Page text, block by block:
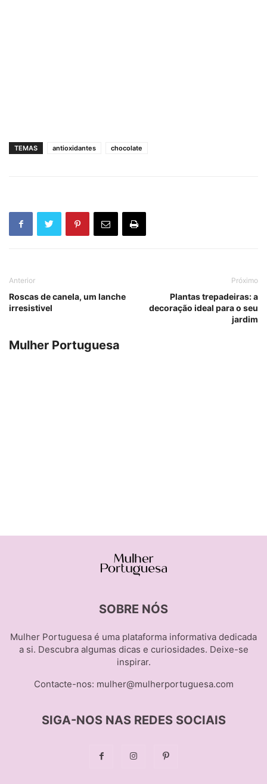
TEMAS antioxidantes chocolate
Anterior
Roscas de canela, um lanche
irresistivel
Próximo
Plantas trepadeiras: a
decoração ideal para o seu
jardim
Mulher Portuguesa
SOBRE NÓS
Mulher Portuguesa é uma plataforma informativa dedicada
a si. Descubra algumas dicas e curiosidades. Deixe-se
inspirar.
Contacte-nos: mulher@mulherportuguesa.com
SIGA-NOS NAS REDES SOCIAIS